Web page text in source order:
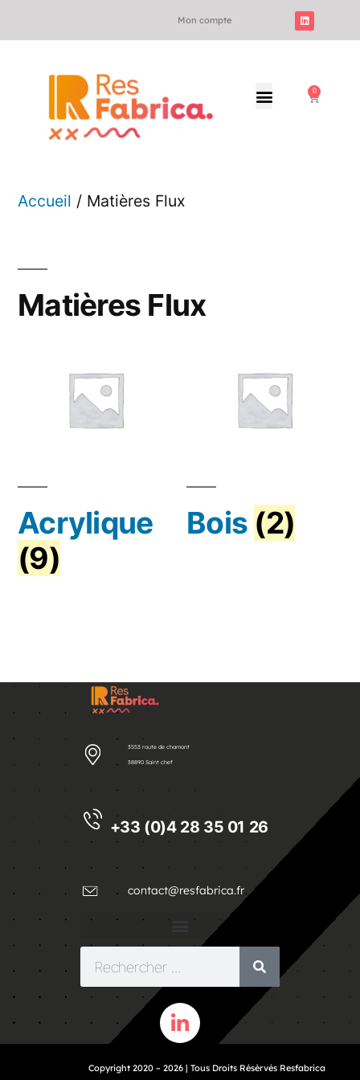
Mon compte
0
Accueil / Matières Flux
Matières Flux
Acrylique
(9)
Bois (2)
3553 route de chamont
38890 Saint chef
+33 (0)4 28 35 01 26
contact@resfabrica.fr
Copyright 2020 – 2026 | Tous Droits Résèrvés Resfabrica